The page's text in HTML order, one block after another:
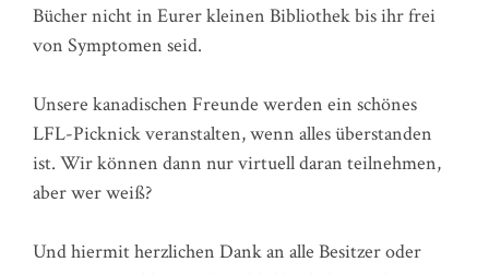
Bücher nicht in Eurer kleinen Bibliothek bis ihr frei
von Symptomen seid.
Unsere kanadischen Freunde werden ein schönes
LFL-Picknick veranstalten, wenn alles überstanden
ist. Wir können dann nur virtuell daran teilnehmen,
aber wer weiß?
Und hiermit herzlichen Dank an alle Besitzer oder